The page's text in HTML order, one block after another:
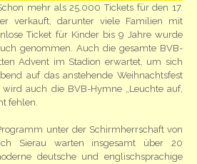
mehr als 25.000 Tickets für den 17.
verkauft, darunter viele Familien mit
Ticket für Kinder bis 9 Jahre wurde
genommen. Auch die gesamte BVB-
Advent im Stadion erwartet, um sich
auf das anstehende Weihnachtsfest
auch die BVB-Hymne „Leuchte auf,
fehlen.
unter der Schirmherrschaft von
Sierau warten insgesamt über 20
deutsche und englischsprachige